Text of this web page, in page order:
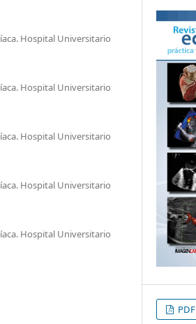
Hospital Universitario
Hospital Universitario
Hospital Universitario
Hospital Universitario
Hospital Universitario
PDF